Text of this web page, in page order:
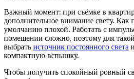
Важный момент: при съёмке в
дополнительное внимание свету. Как
умолчанию плохой. Работать с
помещении сложно, поэтому для
выбрать источник постоянного света
компактную вспышку.
Чтобы получить спокойный ровный